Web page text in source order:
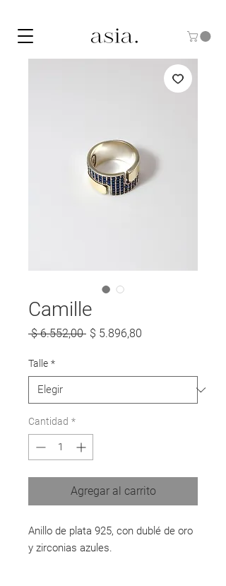
Camille
$ 6.552,00 Precio
$ 5.896,80
Talle *
Cantidad *
Agregar al carrito
Anillo de plata 925, con dublé de oro
y zirconias azules.